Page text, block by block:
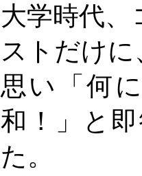
大学時代
ストだけ
思い「何
和！」と
た。